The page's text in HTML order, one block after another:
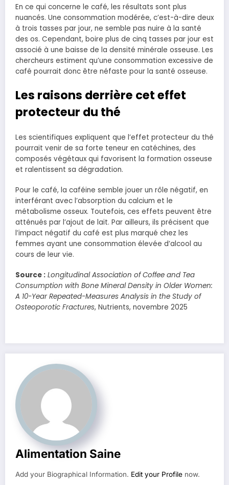
En ce qui concerne le café, les résultats sont plus
nuancés. Une consommation modérée, c’est-à-dire deux
à trois tasses par jour, ne semble pas nuire à la santé
des os. Cependant, boire plus de cinq tasses par jour est
associé à une baisse de la densité minérale osseuse. Les
chercheurs estiment qu’une consommation excessive de
café pourrait donc être néfaste pour la santé osseuse.
Les raisons derrière cet effet
protecteur du thé
Les scientifiques expliquent que l’effet protecteur du thé
pourrait venir de sa forte teneur en catéchines, des
composés végétaux qui favorisent la formation osseuse
et ralentissent sa dégradation.
Pour le café, la caféine semble jouer un rôle négatif, en
interférant avec l’absorption du calcium et le
métabolisme osseux. Toutefois, ces effets peuvent être
atténués par l’ajout de lait. Par ailleurs, ils précisent que
l’impact négatif du café est plus marqué chez les
femmes ayant une consommation élevée d’alcool au
cours de leur vie.
Source : Longitudinal Association of Coffee and Tea
Consumption with Bone Mineral Density in Older Women:
A 10-Year Repeated-Measures Analysis in the Study of
Osteoporotic Fractures, Nutrients, novembre 2025
Alimentation Saine
Add your Biographical Information. Edit your Profile now.